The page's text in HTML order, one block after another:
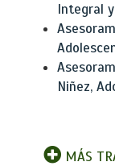
Integral
Niñez,
MÁS